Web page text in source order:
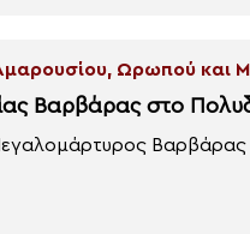
Ωρωπού και
Βαρβάρας στο
Βαρβάρας